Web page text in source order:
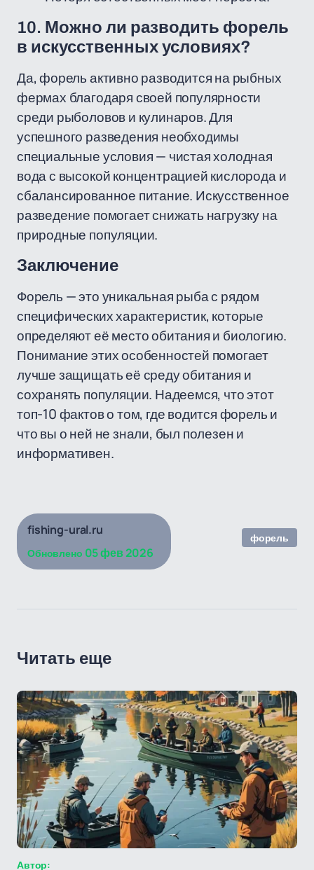
10. Можно ли разводить форель
в искусственных условиях?
Да, форель активно разводится на рыбных
фермах благодаря своей популярности
среди рыболовов и кулинаров. Для
успешного разведения необходимы
специальные условия — чистая холодная
вода с высокой концентрацией кислорода и
сбалансированное питание. Искусственное
разведение помогает снижать нагрузку на
природные популяции.
Заключение
Форель — это уникальная рыба с рядом
специфических характеристик, которые
определяют её место обитания и биологию.
Понимание этих особенностей помогает
лучше защищать её среду обитания и
сохранять популяции. Надеемся, что этот
топ-10 фактов о том, где водится форель и
что вы о ней не знали, был полезен и
информативен.
fishing-ural.ru
Обновлено 05 фев 2026
форель
Читать еще
Автор: